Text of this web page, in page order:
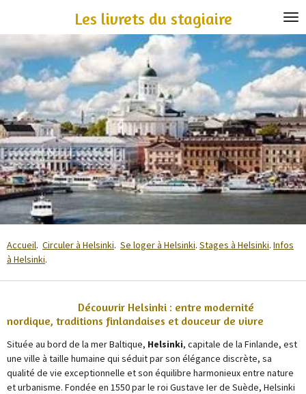
contenu
principal
Les livrets du stagiaire
Accueil. Circuler à Helsinki. Se loger à Helsinki. Stages à Helsinki. Infos
à Helsinki.
Découvrir Helsinki : entre modernité
nordique, traditions finlandaises et douceur de vivre
Située au bord de la mer Baltique, Helsinki, capitale de la Finlande, est
une ville à taille humaine qui séduit par son élégance discrète, sa
qualité de vie exceptionnelle et son équilibre harmonieux entre nature
et urbanisme. Fondée en 1550 par le roi Gustave Ier de Suède, Helsinki